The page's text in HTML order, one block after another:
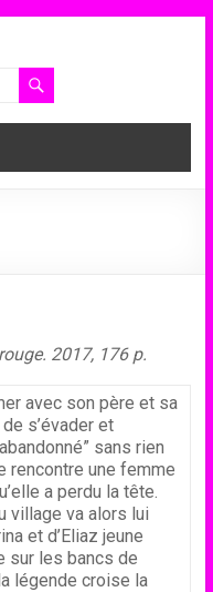
2017, 176 p.
avec son père et sa
s’évader et
sans rien
rencontre une femme
a perdu la tête.
village va alors lui
et d’Eliaz jeune
sur les bancs de
légende croise la